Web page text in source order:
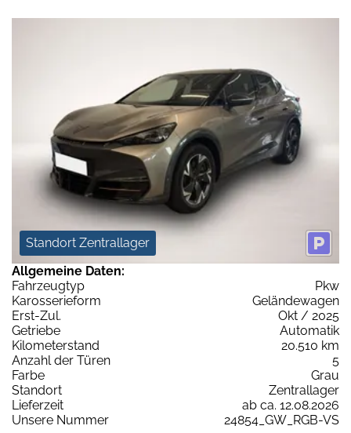
Standort Zentrallager
Allgemeine Daten:
Fahrzeugtyp
Pkw
Karosserieform
Geländewagen
Erst-Zul.
Okt / 2025
Getriebe
Automatik
Kilometerstand
20.510 km
Anzahl der Türen
5
Farbe
Grau
Standort
Zentrallager
Lieferzeit
ab ca. 12.08.2026
Unsere Nummer
24854_GW_RGB-VS